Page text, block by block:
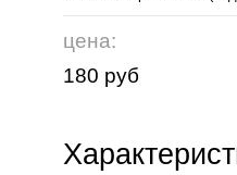
цена:
180 руб